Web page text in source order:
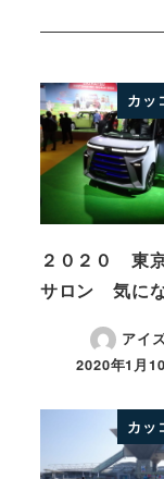
カッ
２０２０ 東
サロン 気に
アイ
2020年1月
カッ